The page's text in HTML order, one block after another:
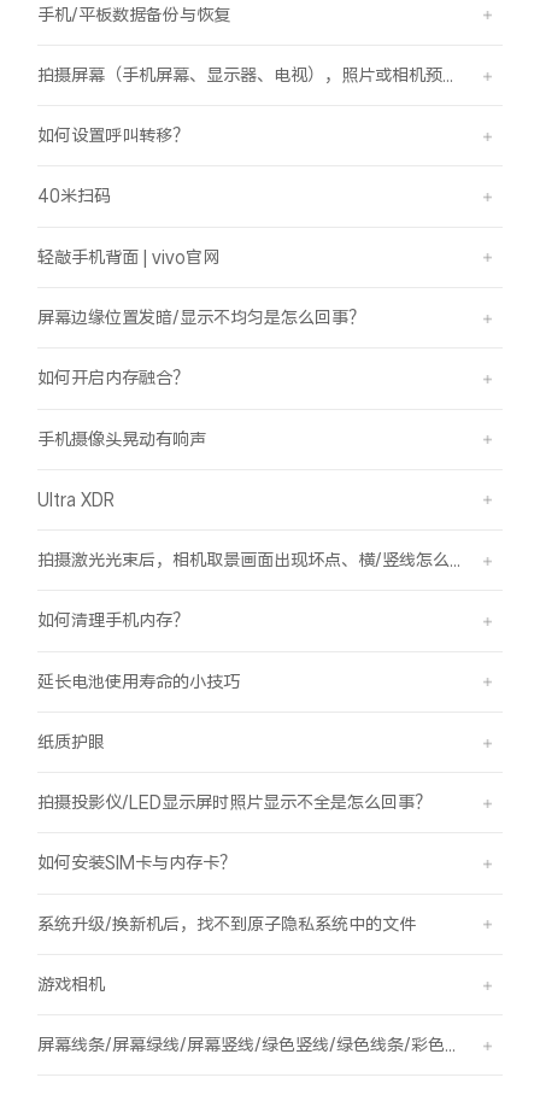
手机/平板数据备份与恢复
如何设置呼叫转移？
40米扫码
轻敲手机背面 | vivo官网
屏幕边缘位置发暗/显示不均匀是怎么回事？
如何开启内存融合？
手机摄像头晃动有响声
Ultra XDR
如何清理手机内存？
延长电池使用寿命的小技巧
纸质护眼
拍摄投影仪/LED显示屏时照片显示不全是怎么回事？
如何安装SIM卡与内存卡？
系统升级/换新机后，找不到原子隐私系统中的文件
游戏相机
屏幕线条/屏幕绿线/屏幕竖线/绿色竖线/绿色线条/彩色竖线